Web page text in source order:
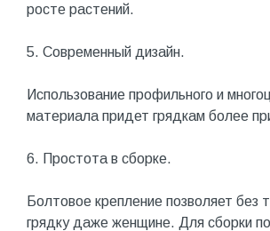
росте растений.
5. Современный дизайн.
Использование профильного и
материала придет грядкам более
6. Простота в сборке.
Болтовое крепление позволяет без
грядку даже женщине. Для сборки